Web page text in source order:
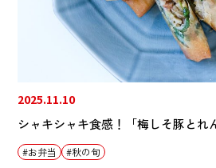
2025.11.10
シャキシャキ食感！「梅しそ豚とれ
お弁当 秋の旬